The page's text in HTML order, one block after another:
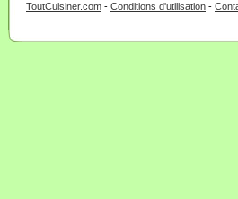
ToutCuisiner.com - Conditions d'utilisation -